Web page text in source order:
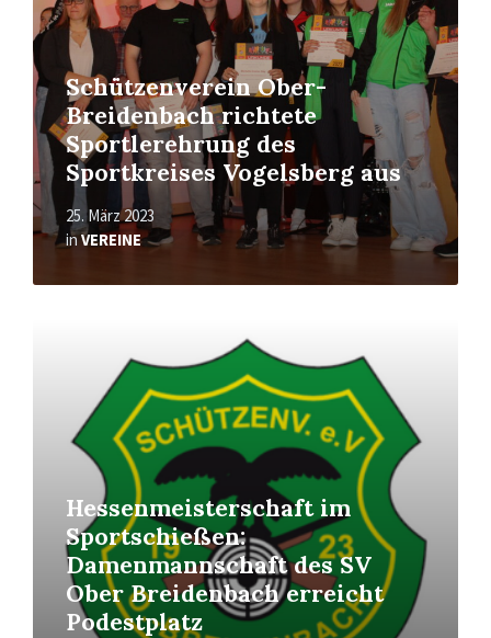
Schützenverein Ober-
Breidenbach richtete
Sportlerehrung des
Sportkreises Vogelsberg aus
25. März 2023
inVEREINE
Hessenmeisterschaft im
Sportschießen:
Damenmannschaft des SV
Ober Breidenbach erreicht
Podestplatz